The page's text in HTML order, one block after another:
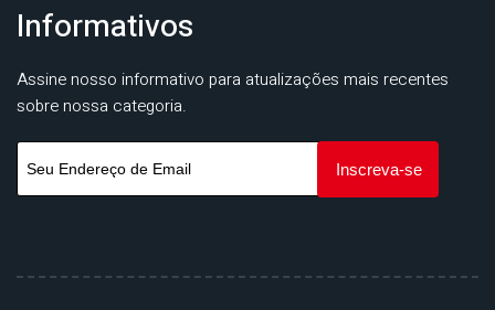
Informativos
Assine nosso informativo para atualizações mais recentes
sobre nossa categoria.